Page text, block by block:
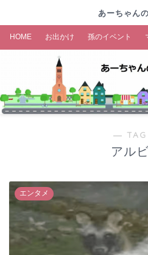
あーちゃん
HOME お出かけ 孫のイベント
―
アル
エンタメ